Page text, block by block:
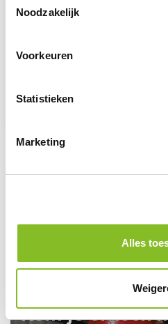
Noodzakelijk
Voorkeuren
Statistieken
Marketing
Alles
Kom je er toch